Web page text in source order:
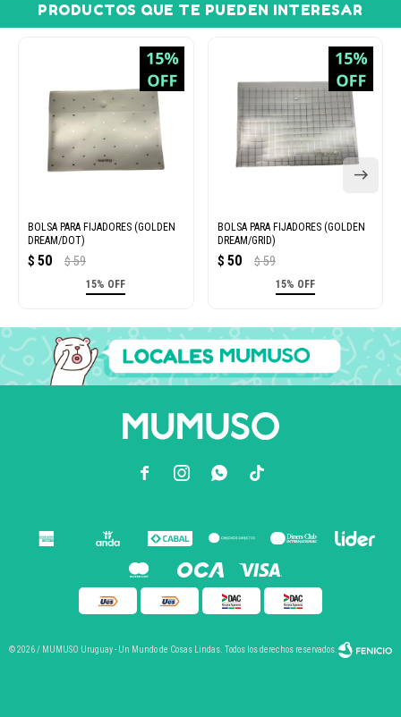
PRODUCTOS QUE TE PUEDEN INTERESAR
BOLSA PARA FIJADORES (GOLDEN
DREAM/DOT)
$ 50 $ 59
15% OFF
BOLSA PARA FIJADORES (GOLDEN
DREAM/GRID)
$ 50 $ 59
15% OFF
  
© 2026 / MUMUSO Uruguay - Un Mundo de Cosas Lindas. Todos los derechos reservados.